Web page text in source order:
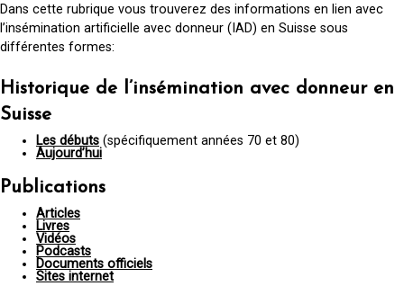
Dans cette rubrique vous trouverez des informations en lien avec
l’insémination artificielle avec donneur (IAD) en Suisse sous
différentes formes:
Historique de l’insémination avec donneur en
Suisse
Les débuts (spécifiquement années 70 et 80)
Aujourd’hui
Publications
Articles
Livres
Vidéos
Podcasts
Documents officiels
Sites internet